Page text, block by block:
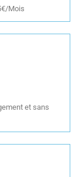
Mois
et sans